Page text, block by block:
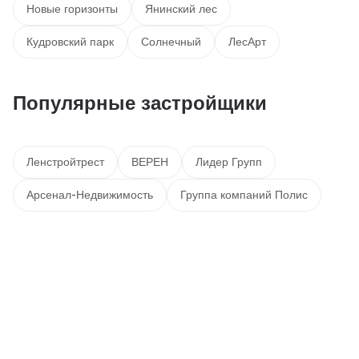
Новые горизонты Янинский лес
Кудровский парк Солнечный ЛесАрт
Популярные застройщики
Ленстройтрест ВЕРЕН Лидер Групп
Арсенал-Недвижимость Группа компаний Полис